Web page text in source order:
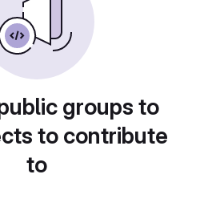
groups to
to contribute
to